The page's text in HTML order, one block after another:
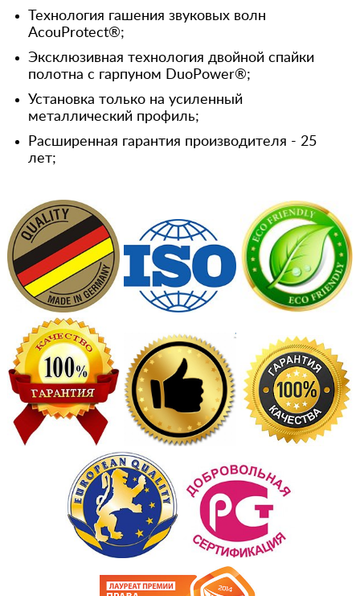
Технология гашения звуковых волн
AcouProtect®;
Эксклюзивная технология двойной спайки
полотна с гарпуном DuoPower®;
Установка только на усиленный
металлический профиль;
Расширенная гарантия производителя - 25
лет;